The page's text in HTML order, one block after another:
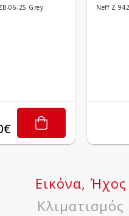
06-25 Grey Neff Z
Εικόνα, Ήχος
Κλιματισμός